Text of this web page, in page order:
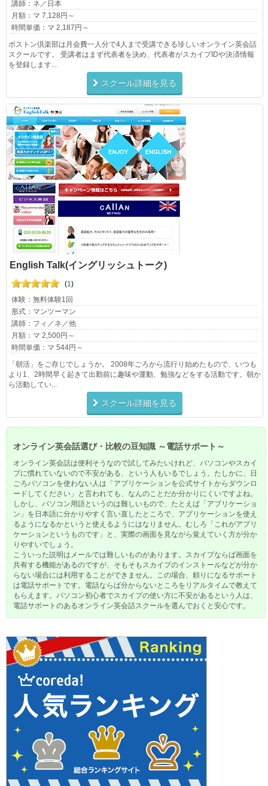
講師：ネ／日本
月額：マ 7,128円～
時間単価：マ 2,187円～
ボストン倶楽部は月会費一人分で4人まで受講できる珍しいオンライン英会話
スクールです。 受講者はまず代表者を決め、代表者がスカイプIDや決済情報
を登録します...
スクール詳細を見る
English Talk(イングリッシュトーク)
(1)
体験：無料体験1回
形式：マンツーマン
講師：フィ／ネ／他
月額：マ 2,500円～
時間単価：マ 544円～
「朝活」をご存じでしょうか。 2008年ごろから流行り始めたもので、いつも
より1、2時間早く起きて出勤前に趣味や運動、勉強などをする活動です。朝か
ら活動してい...
スクール詳細を見る
オンライン英会話選び・比較の豆知識 ～電話サポート～
オンライン英会話は便利そうなので試してみたいけれど、パソコンやスカイ
プに慣れていないので不安がある、という人もいるでしょう。たしかに、日
ごろパソコンを使わない人は「アプリケーションを公式サイトからダウンロ
ードしてください」と言われても、なんのことだか分かりにくいですよね。
しかし、パソコン用語というのは難しいもので、たとえば「アプリケーショ
ン」を日本語に分かりやすく言い直したところで、アプリケーションを使え
るようになるかというと使えるようにはなりません。むしろ「これがアプリ
ケーションというものです」と、実際の画面を見ながら覚えていく方が分か
りやすいでしょう。
こういった説明はメールでは難しいものがあります。スカイプならば画面を
共有する機能があるのですが、そもそもスカイプのインストールなどが分か
らない場合には利用することができません。この場合、頼りになるサポート
は電話サポートです。電話ならば分からないところをリアルタイムで教えて
もらえます。パソコン初心者でスカイプの使い方に不安があるという人は、
電話サポートのあるオンライン英会話スクールを選んでおくと安心です。